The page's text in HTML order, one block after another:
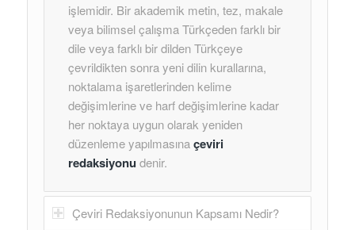
işlemidir. Bir akademik metin, tez, makale
veya bilimsel çalışma Türkçeden farklı bir
dile veya farklı bir dilden Türkçeye
çevrildikten sonra yeni dilin kurallarına,
noktalama işaretlerinden kelime
değişimlerine ve harf değişimlerine kadar
her noktaya uygun olarak yeniden
düzenleme yapılmasınaçeviri
redaksiyonu denir.
Çeviri Redaksiyonunun Kapsamı Nedir?